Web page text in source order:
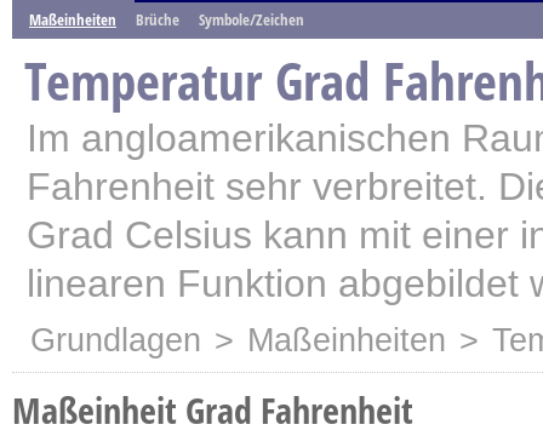
Maßeinheiten Brüche Symbole/Zeichen
Temperatur Grad
Im angloamerikanischen
Fahrenheit sehr verbreitet.
Grad Celsius kann mit einer
linearen Funktion abgebildet
Grundlagen > Maßeinheiten >
Maßeinheit Grad Fahrenheit